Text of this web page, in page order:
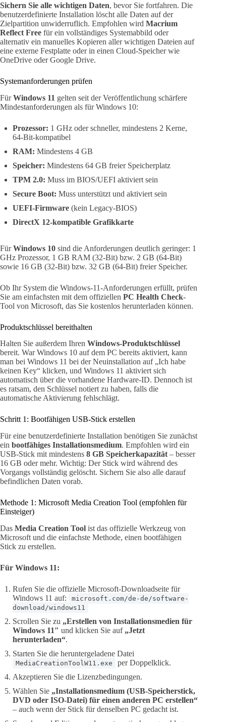
Sichern Sie alle wichtigen Daten, bevor Sie fortfahren. Die
benutzerdefinierte Installation löscht alle Daten auf der
Zielpartition unwiderruflich. Empfohlen wird Macrium
Reflect Free für ein vollständiges Systemabbild oder
alternativ ein manuelles Kopieren aller wichtigen Dateien auf
eine externe Festplatte oder in einen Cloud-Speicher wie
OneDrive oder Google Drive.
Systemanforderungen prüfen
FürWindows 11 gelten seit der Veröffentlichung schärfere
Mindestanforderungen als für Windows 10:
Prozessor: 1 GHz oder schneller, mindestens 2 Kerne,
64-Bit-kompatibel
RAM: Mindestens 4 GB
Speicher: Mindestens 64 GB freier Speicherplatz
TPM 2.0: Muss im BIOS/UEFI aktiviert sein
Secure Boot: Muss unterstützt und aktiviert sein
UEFI-Firmware (kein Legacy-BIOS)
DirectX 12-kompatible Grafikkarte
FürWindows 10 sind die Anforderungen deutlich geringer: 1
GHz Prozessor, 1 GB RAM (32-Bit) bzw. 2 GB (64-Bit)
sowie 16 GB (32-Bit) bzw. 32 GB (64-Bit) freier Speicher.
Ob Ihr System die Windows-11-Anforderungen erfüllt, prüfen
Sie am einfachsten mit dem offiziellen PC Health Check-
Tool von Microsoft, das Sie kostenlos herunterladen können.
Produktschlüssel bereithalten
Halten Sie außerdem Ihren Windows-Produktschlüssel
bereit. War Windows 10 auf dem PC bereits aktiviert, kann
man bei Windows 11 bei der Neuinstallation auf „Ich habe
keinen Key“ klicken, und Windows 11 aktiviert sich
automatisch über die vorhandene Hardware-ID. Dennoch ist
es ratsam, den Schlüssel notiert zu haben, falls die
automatische Aktivierung fehlschlägt.
Schritt 1: Bootfähigen USB-Stick erstellen
Für eine benutzerdefinierte Installation benötigen Sie zunächst
ein bootfähiges Installationsmedium. Empfohlen wird ein
USB-Stick mit mindestens 8 GB Speicherkapazität – besser
16 GB oder mehr. Wichtig: Der Stick wird während des
Vorgangs vollständig gelöscht. Sichern Sie also alle darauf
befindlichen Daten vorab.
Methode 1: Microsoft Media Creation Tool (empfohlen für
Einsteiger)
Das Media Creation Tool ist das offizielle Werkzeug von
Microsoft und die einfachste Methode, einen bootfähigen
Stick zu erstellen.
Für Windows 11:
Rufen Sie die offizielle Microsoft-Downloadseite für
Windows 11 auf:
microsoft.com/de-de/software-
download/windows11
Scrollen Sie zu „Erstellen von Installationsmedien für
Windows 11″ und klicken Sie auf „Jetzt
herunterladen“.
Starten Sie die heruntergeladene Datei
MediaCreationToolW11.exe
per Doppelklick.
Akzeptieren Sie die Lizenzbedingungen.
Wählen Sie „Installationsmedium (USB-Speicherstick,
DVD oder ISO-Datei) für einen anderen PC erstellen“
– auch wenn der Stick für denselben PC gedacht ist.